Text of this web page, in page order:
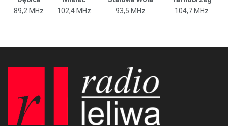
89,2 MHz
102,4 MHz 93,5 MHz 104,7 MHz